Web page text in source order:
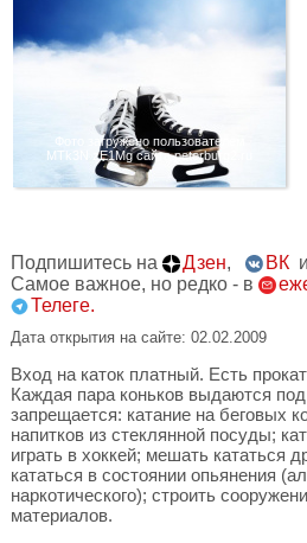
Фото загружено пользователем
MTk3N zE1Mg сайта peterburg2.ru
Подпишитесь на Дзен, ВК и
Самое важное, но редко - в
Телеге.
Дата открытия на сайте: 02.02.2009
Вход на каток платный. Есть
Каждая пара коньков выдаются под
запрещается: катание на беговых
напитков из стеклянной посуды;
играть в хоккей; мешать кататься
кататься в состоянии опьянения
наркотического); строить
материалов.